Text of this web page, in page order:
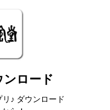
ロード
♪ ダウンロード